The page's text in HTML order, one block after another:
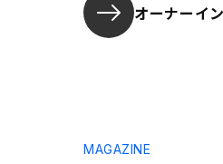
オーナーイ
MAGAZINE